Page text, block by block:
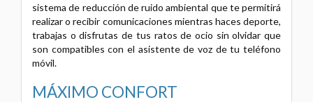
sistema de reducción de ruido ambiental que te permitirá
realizar o recibir comunicaciones mientras haces deporte,
trabajas o disfrutas de tus ratos de ocio sin olvidar que
son compatibles con el asistente de voz de tu teléfono
móvil.
MÁXIMO CONFORT